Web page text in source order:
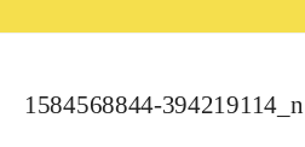
1584568844-394219114_n